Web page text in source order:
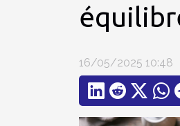
16/05/2025 10:48